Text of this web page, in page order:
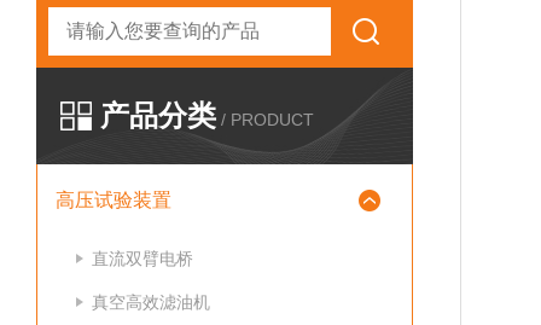
产品分类 / PRODUCT
高压试验装置
直流双臂电桥
真空高效滤油机